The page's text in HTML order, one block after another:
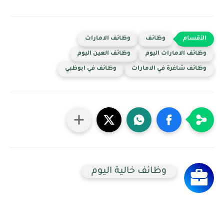
وظائف وظائف الامارات
وظائف الامارات اليوم وظائف العين اليوم
وظائف شاغرة في الامارات وظائف في ابوظبي
وظائف خالية اليوم